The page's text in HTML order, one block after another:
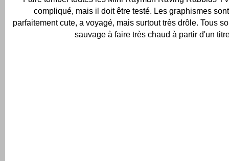
compliqué, mais il doit être testé. Les graphismes
parfaitement cute, a voyagé, mais surtout très drôle. Tous
sauvage à faire très chaud à partir d'un